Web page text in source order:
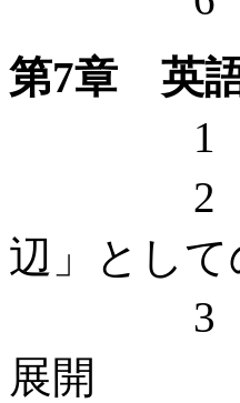
第7章 英
1 は
2 英語
辺」とし
3 ポス
展開